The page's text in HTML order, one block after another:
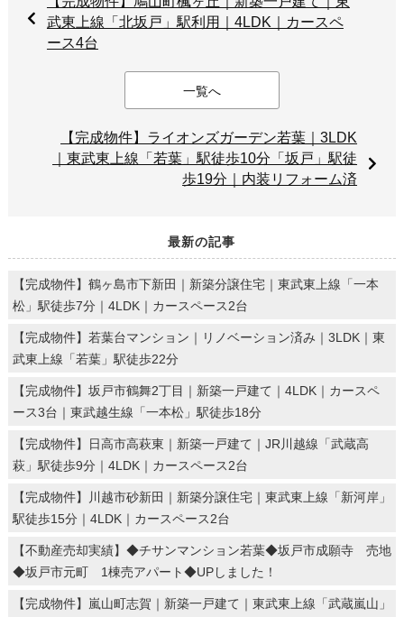
武東上線「北坂戸」駅利用｜4LDK｜カースペ
ース4台
一覧へ
【完成物件】ライオンズガーデン若葉｜3LDK
｜東武東上線「若葉」駅徒歩10分「坂戸」駅徒
歩19分｜内装リフォーム済
最新の記事
【完成物件】鶴ヶ島市下新田｜新築分譲住宅｜東武東上線「一本
松」駅徒歩7分｜4LDK｜カースペース2台
【完成物件】若葉台マンション｜リノベーション済み｜3LDK｜東
武東上線「若葉」駅徒歩22分
【完成物件】坂戸市鶴舞2丁目｜新築一戸建て｜4LDK｜カースペ
ース3台｜東武越生線「一本松」駅徒歩18分
【完成物件】日高市高萩東｜新築一戸建て｜JR川越線「武蔵高
萩」駅徒歩9分｜4LDK｜カースペース2台
【完成物件】川越市砂新田｜新築分譲住宅｜東武東上線「新河岸」
駅徒歩15分｜4LDK｜カースペース2台
【不動産売却実績】◆チサンマンション若葉◆坂戸市成願寺 売地
◆坂戸市元町 1棟売アパート◆UPしました！
【完成物件】嵐山町志賀｜新築一戸建て｜東武東上線「武蔵嵐山」